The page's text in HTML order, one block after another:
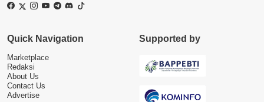
Quick Navigation
Marketplace
Redaksi
About Us
Contact Us
Advertise
Supported by